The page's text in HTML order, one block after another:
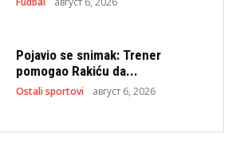
Pojavio se snimak: Trener
pomogao Rakiću da...
Ostali sportovi август 6, 2026